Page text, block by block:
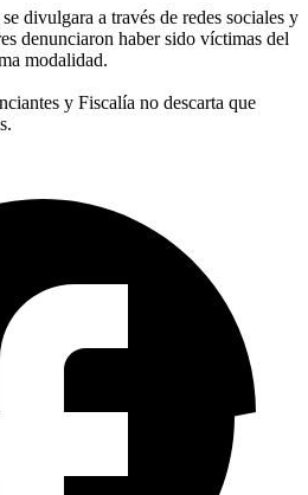
divulgara a través de redes sociales y
denunciaron haber sido víctimas del
modalidad.
y Fiscalía no descarta que